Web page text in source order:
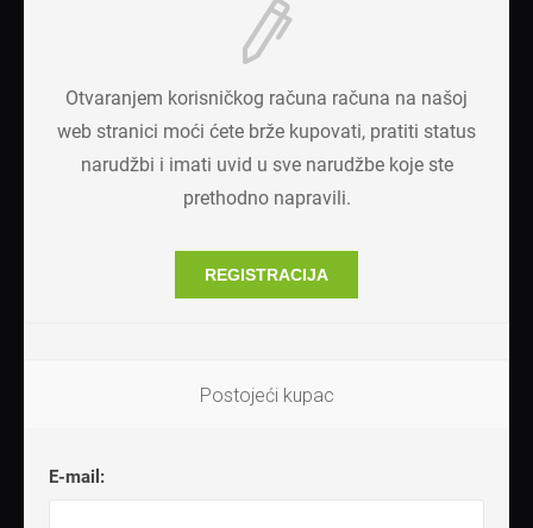
Otvaranjem korisničkog računa računa na našoj
web stranici moći ćete brže kupovati, pratiti status
narudžbi i imati uvid u sve narudžbe koje ste
prethodno napravili.
REGISTRACIJA
Postojeći kupac
E-mail: